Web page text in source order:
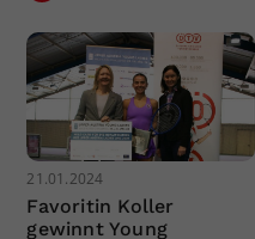
21.01.2024
Favoritin Koller
gewinnt Young